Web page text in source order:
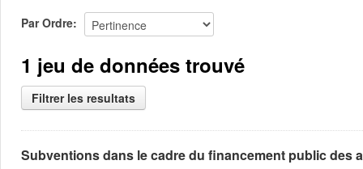
Par Ordre
1 jeu de données trouvé
Filtrer les resultats
Subventions dans le cadre du financement public des